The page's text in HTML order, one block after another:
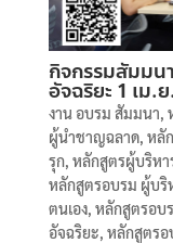
กิจกรรมสัมมน
อัจฉริยะ 1 เม.
งาน อบรม สัมมนา,
ผู้นำชาญฉลาด, หลั
รุก, หลักสูตรผู้บริหา
หลักสูตรอบรม ผู้บริ
ตนเอง, หลักสูตรอบ
อัจฉริยะ, หลักสูตรอ